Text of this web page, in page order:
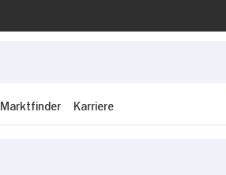
Marktfinder Karriere